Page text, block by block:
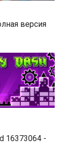
версия
16373064 -